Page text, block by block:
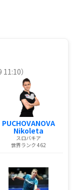
）
PUCHOVANOVA
Nikoleta
スロバキア
世界ランク 462